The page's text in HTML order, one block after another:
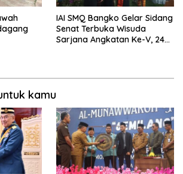
IAI SMQ Bangko Gelar Sidang
Senat Terbuka Wisuda
Sarjana Angkatan Ke-V, 243
kamu